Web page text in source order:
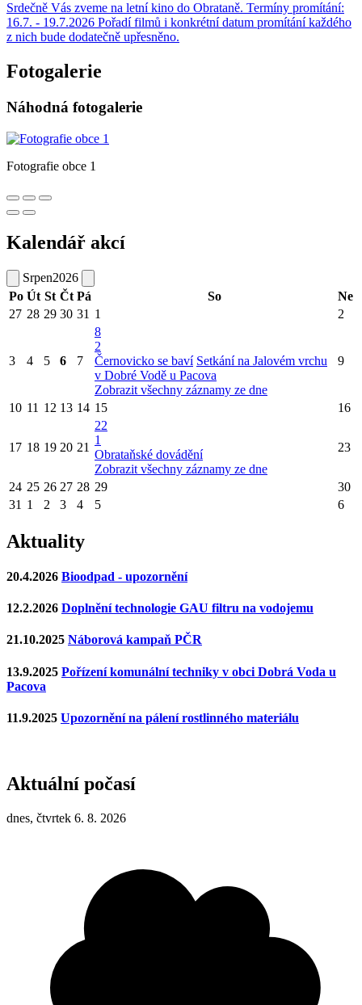
Srdečně Vás zveme na letní kino do Obrataně. Termíny promítání:
16.7. - 19.7.2026 Pořadí filmů i konkrétní datum promítání každého
z nich bude dodatečně upřesněno.
Fotogalerie
Náhodná fotogalerie
Fotografie obce 1
Kalendář akcí
Srpen2026
Po Út St Čt Pá So
Ne
27 28 29 30 31 1 2
3 4 5 6 7
8
2
Černovicko se baví Setkání na Jalovém vrchu
v Dobré Vodě u Pacova
Zobrazit všechny záznamy ze dne
9
10 11 12 13 14 15 16
17 18 19 20 21
22
1
Obrataňské dovádění
Zobrazit všechny záznamy ze dne
23
24 25 26 27 28 29
30
31 1 2 3 4 5 6
Aktuality
20.4.2026 Bioodpad - upozornění
12.2.2026 Doplnění technologie GAU filtru na vodojemu
21.10.2025 Náborová kampaň PČR
13.9.2025 Pořízení komunální techniky v obci Dobrá Voda u
Pacova
11.9.2025 Upozornění na pálení rostlinného materiálu
Aktuální počasí
dnes, čtvrtek 6. 8. 2026